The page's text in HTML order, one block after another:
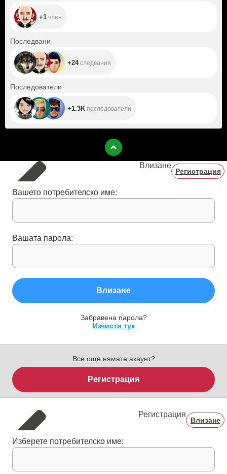
+1 член
Последвани
+24следвания
Последователи
+1.3K последователи
Влизане
Регистрация
Вашето потребителско име:
Вашата парола:
Влизане
Забравена парола?
Изчисти тук
Все още нямате акаунт?
Регистрация
Регистрация
Влизане
Изберете потребителско име: